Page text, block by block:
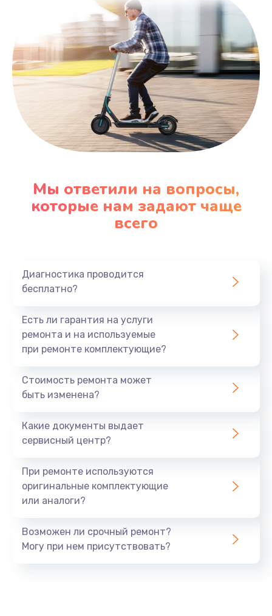
Мы ответили на вопросы,
которые нам задают чаще
всего
Диагностика проводится
бесплатно?
Есть ли гарантия на услуги
ремонта и на используемые
при ремонте комплектующие?
Стоимость ремонта может
быть изменена?
Какие документы выдает
сервисный центр?
При ремонте используются
оригинальные комплектующие
или аналоги?
Возможен ли срочный ремонт?
Могу при нем присутствовать?